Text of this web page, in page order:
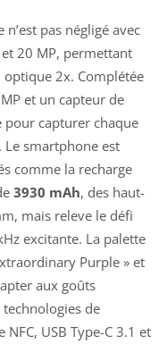
pas négligé avec
et 20 MP, permettant
2x. Complétée
et un capteur de
pour capturer chaque
smartphone est
comme la recharge
3930 mAh, des haut-
mais releve le défi
excitante. La palette
Purple » et
aux goûts
de
USB Type-C 3.1 et